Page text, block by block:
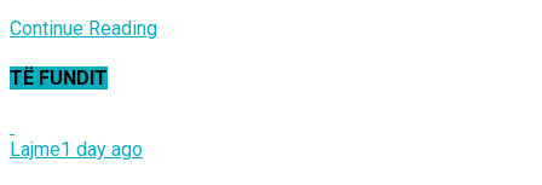
Continue Reading
TË FUNDIT
Lajme1 day ago